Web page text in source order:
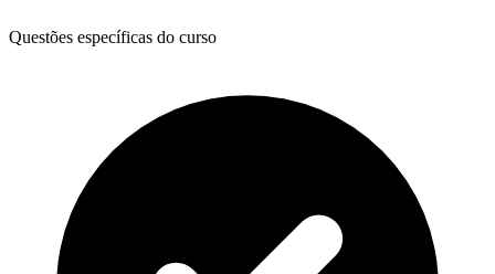
Questões específicas do curso